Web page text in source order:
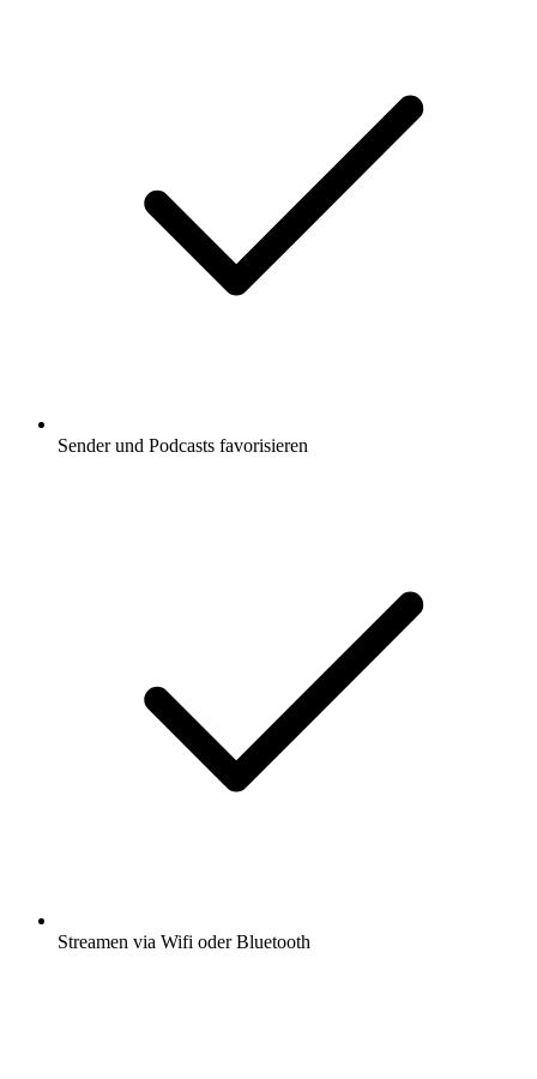
Sender und Podcasts favorisieren
Streamen via Wifi oder Bluetooth